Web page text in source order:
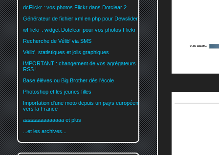
dcFlickr : vos photos Flickr dans Dotclear 2
Générateur de fichier xml en php pour Dewslider
wFlickr : widget Dotclear pour vos photos Flickr
Recherche de Vélib' via SMS
Vélib', statistiques et jolis graphiques
IMPORTANT : changement de vos agrégateurs
RSS !
Base élèves ou Big Brother dès l'école
Photoshop et les jeunes filles
Importation d'une moto depuis un pays européen
vers la France
aaaaaaaaaaaaaa et plus
...et les archives...